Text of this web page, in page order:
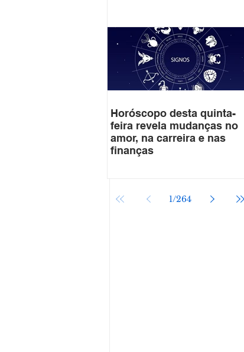
Horóscopo desta quinta-
feira revela mudanças no
amor, na carreira e nas
finanças
1/264